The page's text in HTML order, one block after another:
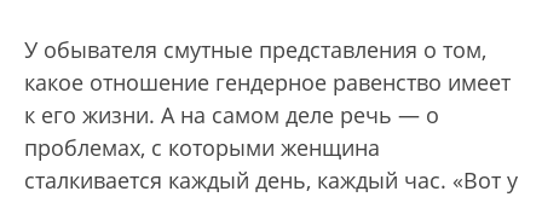
У обывателя смутные представления о том,
какое отношение гендерное равенство имеет
к его жизни. А на самом деле речь — о
проблемах, с которыми женщина
сталкивается каждый день, каждый час. «Вот у